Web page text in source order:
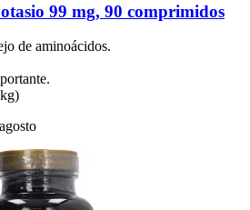
99 mg, 90 comprimidos
de aminoácidos.